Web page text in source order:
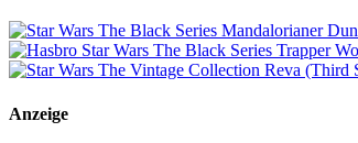
Anzeige